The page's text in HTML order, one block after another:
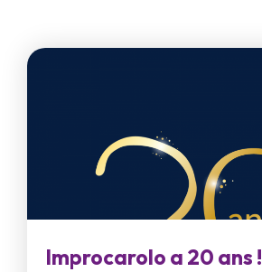
Improcarolo a 20 ans !